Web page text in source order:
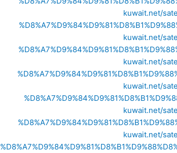
kuwait.net/
kuwait.net/
kuwait.net/
kuwait.net/
kuwait.net/
kuwait.net/